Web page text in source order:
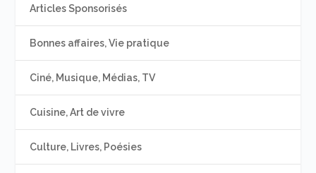
Articles Sponsorisés
Bonnes affaires, Vie pratique
Ciné, Musique, Médias, TV
Cuisine, Art de vivre
Culture, Livres, Poésies